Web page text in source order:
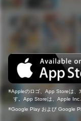
Appleのロゴ、App Storeは、
す。App Storeは、Apple Inc.
Google Play および Google